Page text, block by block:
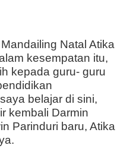
Natal Atika
kesempatan itu,
kepada guru- guru
belajar di sini,
kembali Darmin
Parinduri baru, Atika